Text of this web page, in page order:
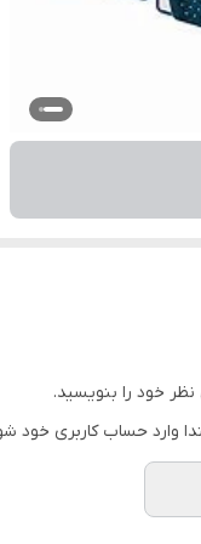
خود را بنویسید.
وارد حساب کاربری خود